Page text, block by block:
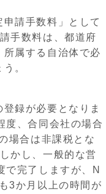
請手数料」として
手数料は、都道府
属する自治体で必
。
録が必要となりま
度、合同会社の場合
場合は非課税とな
かし、一般的な営
で完了しますが、N
3か月以上の時間が